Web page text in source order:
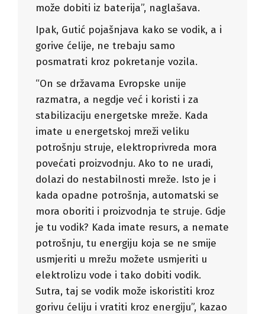
može dobiti iz baterija”, naglašava.
Ipak, Gutić pojašnjava kako se vodik, a i
gorive ćelije, ne trebaju samo
posmatrati kroz pokretanje vozila.
“On se državama Evropske unije
razmatra, a negdje već i koristi i za
stabilizaciju energetske mreže. Kada
imate u energetskoj mreži veliku
potrošnju struje, elektroprivreda mora
povećati proizvodnju. Ako to ne uradi,
dolazi do nestabilnosti mreže. Isto je i
kada opadne potrošnja, automatski se
mora oboriti i proizvodnja te struje. Gdje
je tu vodik? Kada imate resurs, a nemate
potrošnju, tu energiju koja se ne smije
usmjeriti u mrežu možete usmjeriti u
elektrolizu vode i tako dobiti vodik.
Sutra, taj se vodik može iskoristiti kroz
gorivu ćeliju i vratiti kroz energiju”, kazao